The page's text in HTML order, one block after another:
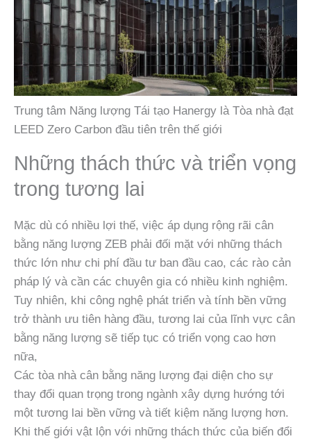
Trung tâm Năng lượng Tái tạo Hanergy là Tòa nhà đạt
LEED Zero Carbon đầu tiên trên thế giới
Những thách thức và triển vọng
trong tương lai
Mặc dù có nhiều lợi thế, việc áp dụng rộng rãi cân
bằng năng lượng ZEB phải đối mặt với những thách
thức lớn như chi phí đầu tư ban đầu cao, các rào cản
pháp lý và cần các chuyên gia có nhiều kinh nghiệm.
Tuy nhiên, khi công nghệ phát triển và tính bền vững
trở thành ưu tiên hàng đầu, tương lai của lĩnh vực cân
bằng năng lượng sẽ tiếp tục có triển vọng cao hơn
nữa,
Các tòa nhà cân bằng năng lượng đại diện cho sự
thay đổi quan trọng trong ngành xây dựng hướng tới
một tương lai bền vững và tiết kiệm năng lượng hơn.
Khi thế giới vật lộn với những thách thức của biến đổi